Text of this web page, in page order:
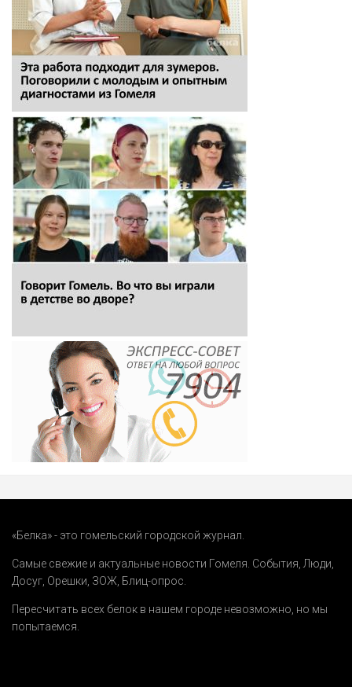
«Белка» - это гомельский городской журнал.
Самые свежие и актуальные новости Гомеля. События Люди
Досуг Орешки ЗОЖ Блиц-опрос
Пересчитать всех белок в нашем городе невозможно, но мы
попытаемся.